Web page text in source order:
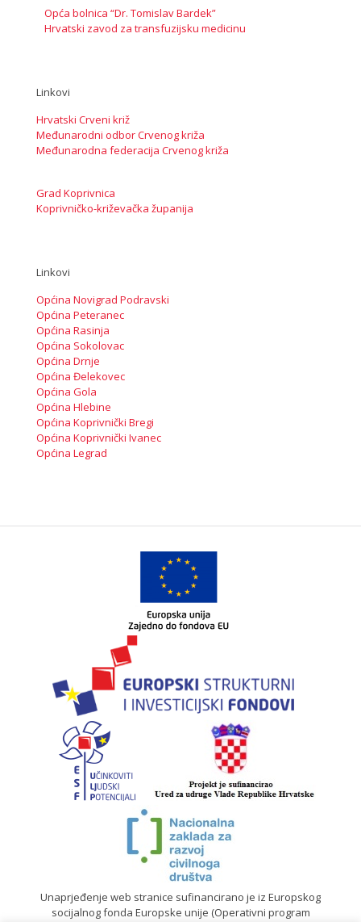
Opća bolnica “Dr. Tomislav Bardek”
Hrvatski zavod za transfuzijsku medicinu
Linkovi
Hrvatski Crveni križ
Međunarodni odbor Crvenog križa
Međunarodna federacija Crvenog križa
Grad Koprivnica
Koprivničko-križevačka županija
Linkovi
Općina Novigrad Podravski
Općina Peteranec
Općina Rasinja
Općina Sokolovac
Općina Drnje
Općina Đelekovec
Općina Gola
Općina Hlebine
Općina Koprivnički Bregi
Općina Koprivnički Ivanec
Općina Legrad
Unaprjeđenje web stranice sufinancirano je iz Europskog
socijalnog fonda Europske unije (Operativni program